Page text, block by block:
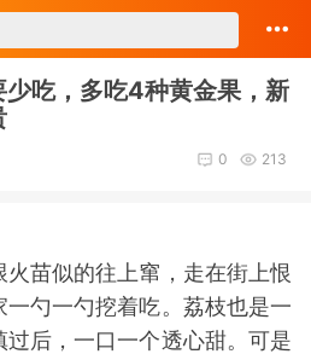
吃，多吃4种黄金果，新
213
0
苗似的往上窜，走在街上恨
勺一勺挖着吃。荔枝也是一
后，一口一个透心甜。可是